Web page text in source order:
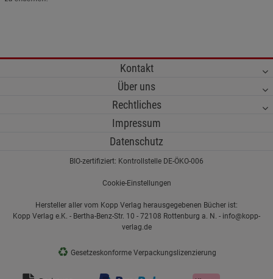
Kontakt
Über uns
Rechtliches
Impressum
Datenschutz
BIO-zertifiziert: Kontrollstelle DE-ÖKO-006
Cookie-Einstellungen
Hersteller aller vom Kopp Verlag herausgegebenen Bücher ist:
Kopp Verlag e.K. - Bertha-Benz-Str. 10 - 72108 Rottenburg a. N. - info@kopp-
verlag.de
♻ Gesetzeskonforme Verpackungslizenzierung